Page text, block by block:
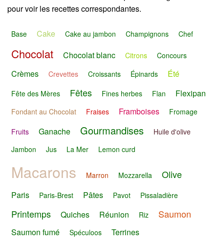
pour voir les recettes correspondantes.
Base Cake Cake au jambon Champignons Chef
Chocolat Chocolat blanc Citrons Concours
Crèmes Crevettes Croissants Épinards Été
Fête des Mères Fêtes Fines herbes Flan Flexipan
Fondant au Chocolat Fraises Framboises Fromage
Fruits Ganache Gourmandises
Huile d'olive
Jambon
Jus La Mer Lemon curd
Macarons Marron Mozzarella Olive
Paris Paris-Brest Pâtes Pavot Pissaladière
Printemps Quiches Réunion Riz Saumon
Saumon fumé Spéculoos Terrines